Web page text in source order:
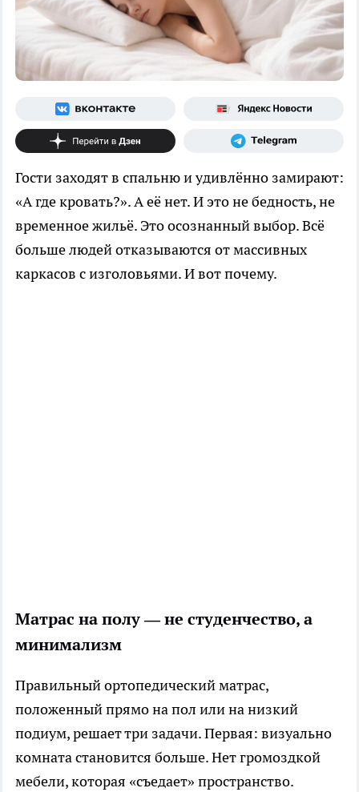
Гости заходят в спальню и удивлённо замирают:
«А где кровать?». А её нет. И это не бедность, не
временное жильё. Это осознанный выбор. Всё
больше людей отказываются от массивных
каркасов с изголовьями. И вот почему.
Матрас на полу — не студенчество, а
минимализм
Правильный ортопедический матрас,
положенный прямо на пол или на низкий
подиум, решает три задачи. Первая: визуально
комната становится больше. Нет громоздкой
мебели, которая «съедает» пространство.